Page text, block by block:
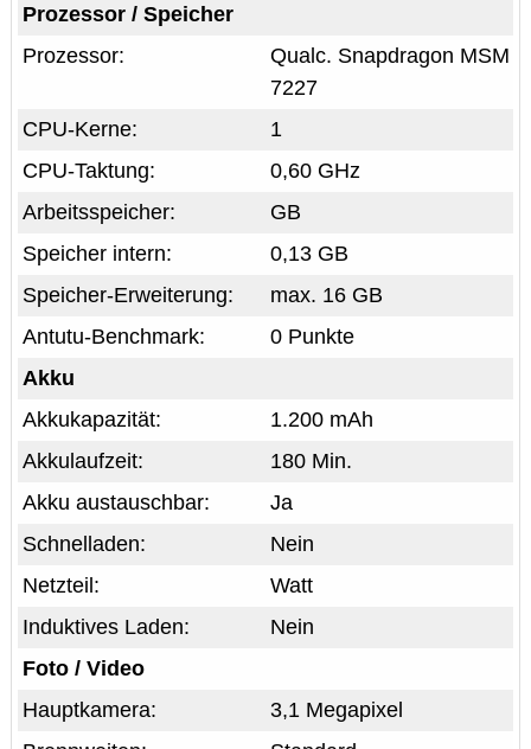
Prozessor / Speicher
Qualc. Snapdragon MSM
7227
Prozessor:
1
CPU-Kerne:
0,60 GHz
CPU-Taktung:
GB
Arbeitsspeicher:
0,13 GB
Speicher intern:
max. 16 GB
Speicher-Erweiterung:
0 Punkte
Antutu-Benchmark:
Akku
1.200 mAh
Akkukapazität:
180 Min.
Akkulaufzeit:
Ja
Akku austauschbar:
Nein
Schnelladen:
Watt
Netzteil:
Nein
Induktives Laden:
Foto / Video
3,1 Megapixel
Hauptkamera: